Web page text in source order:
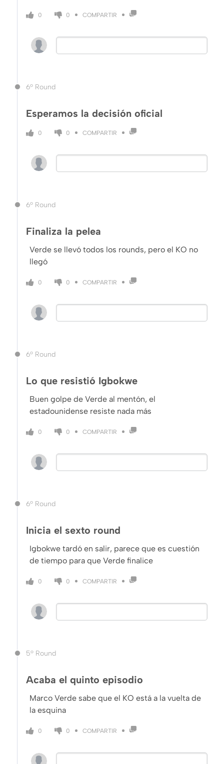
0 0 COMPARTIR
6º Round
Esperamos la decisión oficial
0 0 COMPARTIR
6º Round
Finaliza la pelea
Verde se llevó todos los rounds, pero el KO no
llegó
0 0 COMPARTIR
6º Round
Lo que resistió Igbokwe
Buen golpe de Verde al mentón, el
estadounidense resiste nada más
0 0 COMPARTIR
6º Round
Inicia el sexto round
Igbokwe tardó en salir, parece que es cuestión
de tiempo para que Verde finalice
0 0 COMPARTIR
5º Round
Acaba el quinto episodio
Marco Verde sabe que el KO está a la vuelta de
la esquina
0 0 COMPARTIR